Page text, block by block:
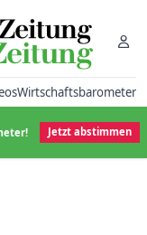
Wirtschaftsbarometer
Jetzt abstimmen